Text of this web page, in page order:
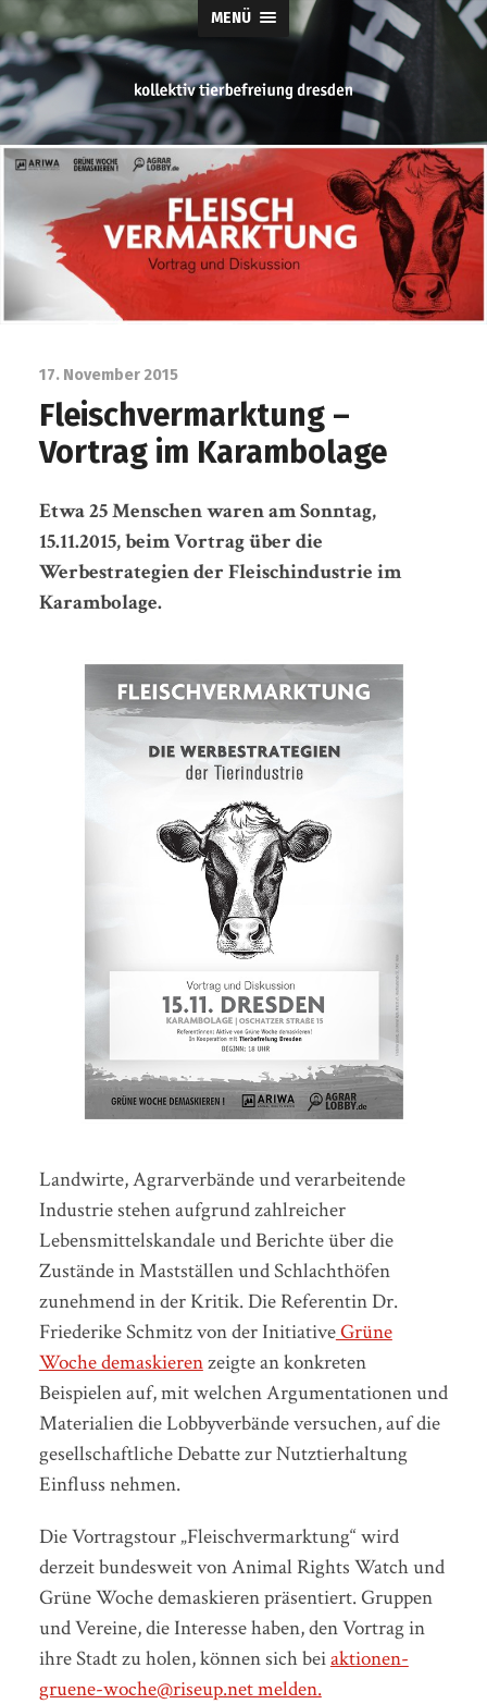
MENÜ
tierbefreiung
dresden
17. November 2015
Fleischvermarktung –
Vortrag im Karambolage
Etwa 25 Menschen waren am Sonntag,
15.11.2015, beim Vortrag über die
Werbestrategien der Fleischindustrie im
Karambolage.
Landwirte, Agrarverbände und verarbeitende
Industrie stehen aufgrund zahlreicher
Lebensmittelskandale und Berichte über die
Zustände in Mastställen und Schlachthöfen
zunehmend in der Kritik. Die Referentin Dr.
Friederike Schmitz von der InitiativeGrüne
Woche demaskierenzeigte an konkreten
Beispielen auf, mit welchen Argumentationen und
Materialien die Lobbyverbände versuchen, auf die
gesellschaftliche Debatte zur Nutztierhaltung
Einfluss nehmen.
Die Vortragstour „Fleischvermarktung“ wird
derzeit bundesweit von Animal Rights Watch und
Grüne Woche demaskieren präsentiert. Gruppen
und Vereine, die Interesse haben, den Vortrag in
ihre Stadt zu holen, können sich beiaktionen-
gruene-woche@riseup.net melden.